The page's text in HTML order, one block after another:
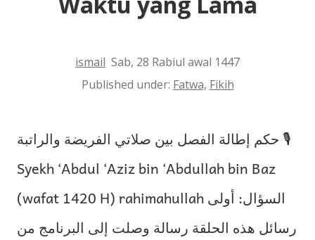
ismail Sab, 28 Rabiul awal 1447
Published under: Fatwa, Fikih
حكم إطالة الفصل بين صلاتي الفريضة والراتبة 🎙
Syekh ‘Abdul ‘Aziz bin ‘Abdullah bin Baz
(wafat 1420 H) rahimahullah السؤال: أولى
رسائل هذه الحلقة رسالة وصلت إلى البرنامج من